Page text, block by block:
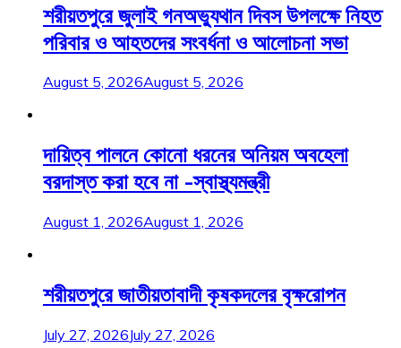
শরীয়তপুরে জুলাই গনঅভ্যুথান দিবস উপলক্ষে নিহত
পরিবার ও আহতদের সংবর্ধনা ও আলোচনা সভা
August 5, 2026August 5, 2026
দায়িত্ব পালনে কোনো ধরনের অনিয়ম অবহেলা
বরদাস্ত করা হবে না -স্বাস্থ্যমন্ত্রী
August 1, 2026August 1, 2026
শরীয়তপুরে জাতীয়তাবাদী কৃষকদলের বৃক্ষরোপন
July 27, 2026July 27, 2026